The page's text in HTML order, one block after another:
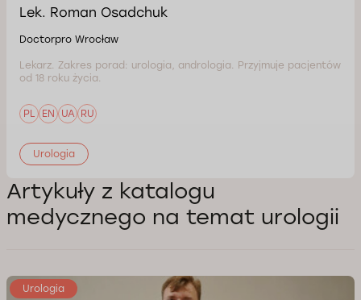
Lek. Roman Osadchuk
Doctorpro Wrocław
Lekarz. Zakres porad: urologia, andrologia. Przyjmuje pacjentów
od 18 roku życia.
PL EN UA RU
Urologia
Artykuły z katalogu
medycznego na temat urologii
Urologia